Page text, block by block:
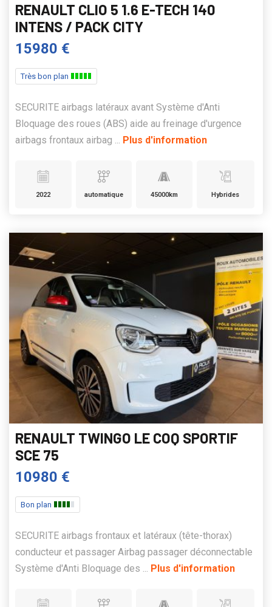
RENAULT CLIO 5 1.6 E-TECH 140
INTENS / PACK CITY
15980 €
Très bon plan
SECURITE airbags latéraux avant Système d'Anti
Bloquage des roues (ABS) aide au freinage d'urgence
airbags frontaux airbag ... Plus d'information
2022 automatique 45000km Hybrides
RENAULT TWINGO LE COQ SPORTIF
SCE 75
10980 €
Bon plan
SECURITE airbags frontaux et latéraux (tête-thorax)
conducteur et passager Airbag passager déconnectable
Système d'Anti Bloquage des ... Plus d'information